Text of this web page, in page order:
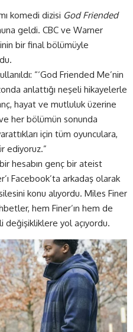
komedi dizisi God Friended
geldi. CBC ve Warner
bir final bölümüyle
“‘God Friended Me’nin
anlattığı neşeli hikayelerle
hayat ve mutluluk üzerine
her bölümün sonunda
için tüm oyunculara,
ediyoruz.”
bir hesabın genç bir ateist
Facebook’ta arkadaş olarak
konu alıyordu. Miles Finer
hem Finer’ın hem de
değişikliklere yol açıyordu.